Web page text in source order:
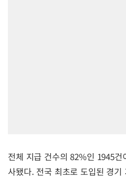
전체 지급 건수의 82%인 1945
사됐다. 전국 최초로 도입된 경